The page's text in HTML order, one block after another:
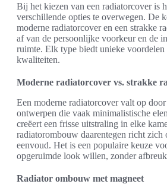
Bij het kiezen van een radiatorcover is
verschillende opties te overwegen. De
moderne radiatorcover en een strakke
af van de persoonlijke voorkeur en de
ruimte. Elk type biedt unieke voordelen
kwaliteiten.
Moderne radiatorcover vs. strakke
Een moderne radiatorcover valt op
ontwerpen die vaak minimalistische
creëert een frisse uitstraling in elke
radiatorombouw daarentegen richt zich
eenvoud. Het is een populaire keuze
opgeruimde look willen, zonder
Radiator ombouw met magneet